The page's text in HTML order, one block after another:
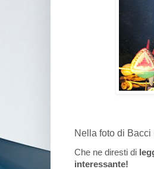
Nella foto di
Che ne diresti di
interessante!